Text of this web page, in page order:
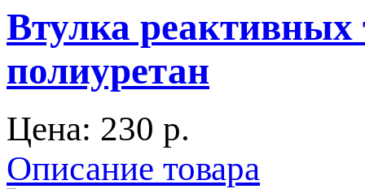
Втулка реактивных
полиуретан
Цена: 230 p.
Описание товара